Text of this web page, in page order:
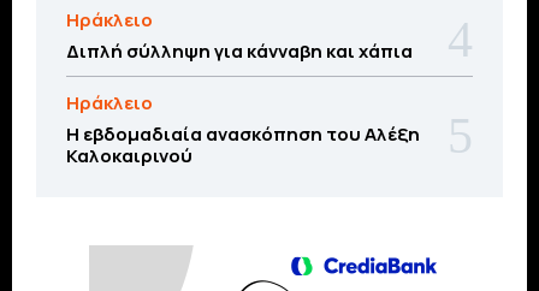
Ηράκλειο
Διπλή σύλληψη για κάνναβη και χάπια
Ηράκλειο
Η εβδομαδιαία ανασκόπηση του Αλέξη
Καλοκαιρινού